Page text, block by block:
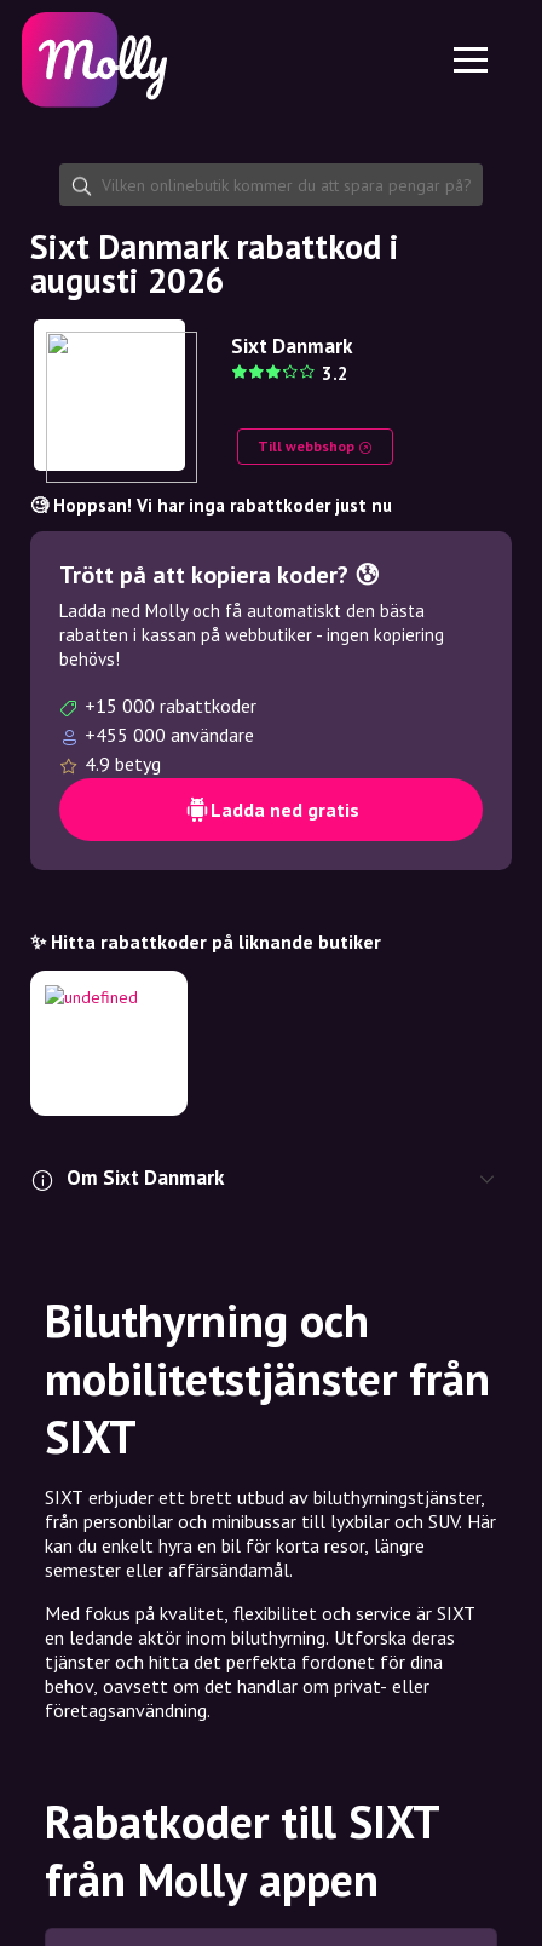
Hudvård
Hårvård
Dela rabattkod
Funktioner
Jobb
Om oss
Samarbete
Plattform
Molly till iPhone och iPad
Molly till Android
SE
EN
NO
DE
Sixt Danmark rabattkod i
augusti 2026
Sixt Danmark
3.2
Till webbshop
🧐 Hoppsan! Vi har inga rabattkoder just nu
Trött på att kopiera koder? 😰
Ladda ned Molly och få automatiskt den bästa
rabatten i kassan på webbutiker - ingen kopiering
behövs!
+15 000 rabattkoder
+455 000 användare
4.9 betyg
Ladda ned gratis
✨ Hitta rabattkoder på liknande butiker
Om Sixt Danmark
Biluthyrning och
mobilitetstjänster från
SIXT
SIXT erbjuder ett brett utbud av biluthyrningstjänster,
från personbilar och minibussar till lyxbilar och SUV. Här
kan du enkelt hyra en bil för korta resor, längre
semester eller affärsändamål.
Med fokus på kvalitet, flexibilitet och service är SIXT
en ledande aktör inom biluthyrning. Utforska deras
tjänster och hitta det perfekta fordonet för dina
behov, oavsett om det handlar om privat- eller
företagsanvändning.
Rabatkoder till SIXT
från Molly appen